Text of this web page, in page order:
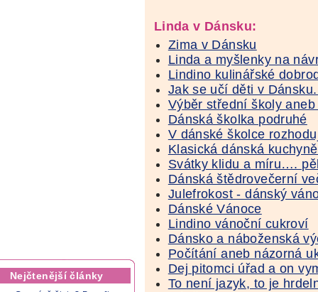
Nejčtenější články
Linda v Dánsku:
Zima v Dánsku
Linda a myšlenky na
Lindino kulinářské
Jak se učí děti v
Výběr střední školy
Dánská školka podruhé
V dánské školce
Klasická dánská
Svátky klidu a míru….
Dánská štědrovečerní
Julefrokost - dánský
Dánské Vánoce
Lindino vánoční cukroví
Dánsko a náboženská
Počítání aneb názorná
Dej pitomci úřad a on
To není jazyk, to je